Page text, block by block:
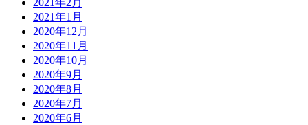
2021年2月
2021年1月
2020年12月
2020年11月
2020年10月
2020年9月
2020年8月
2020年7月
2020年6月